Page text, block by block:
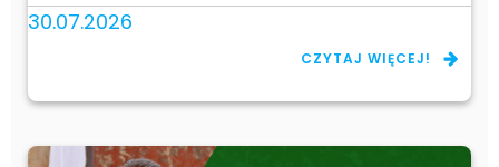
30.07.2026
CZYTAJ WIĘCEJ!